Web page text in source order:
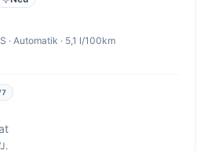
· Automatik · 5,1 l/100km